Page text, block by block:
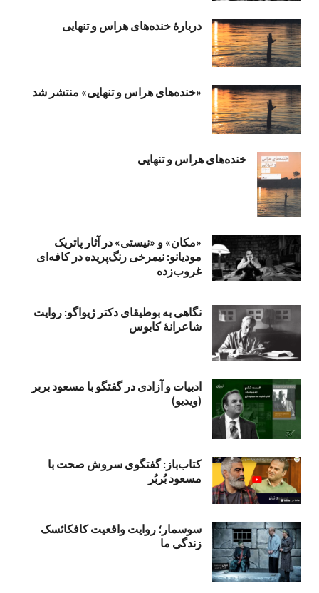
دربارهٔ خنده‌های هراس و تنهایی
«خنده‌های هراس و تنهایی» منتشر شد
خنده‌های هراس و تنهایی
«مکان» و «نیستی» در آثار پاتریک
مودیانو: نیمرخی رنگ‌پریده در کافه‌ای
غروب‌زده
نگاهی به بوطیقای دکتر ژیواگو: روایت
شاعرانۀ کابوس
ادبیات و آزادی در گفتگو با مسعود بربر
(ویدیو)
کتاب‌باز: گفتگوی سروش صحت با
مسعود بُربُر
سوسمار؛ روایت واقعیت کافکائسک
زندگی ما